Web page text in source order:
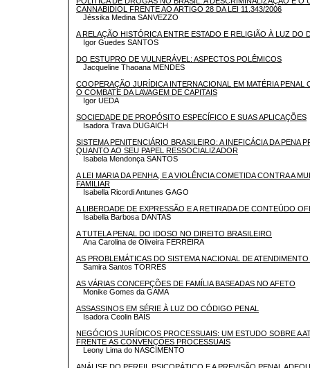
CANNABIDIOL FRENTE AO ARTIGO 28 DA LEI 11.343/2006
Jéssika Medina SANVEZZO
A RELAÇÃO HISTÓRICA ENTRE ESTADO E RELIGIÃO À LUZ DO
Igor Guedes SANTOS
DO ESTUPRO DE VULNERÁVEL: ASPECTOS POLÊMICOS
Jacqueline Thaoana MENDES
COOPERAÇÃO JURÍDICA INTERNACIONAL EM MATÉRIA PENAL
O COMBATE DA LAVAGEM DE CAPITAIS
Igor UEDA
SOCIEDADE DE PROPÓSITO ESPECÍFICO E SUAS APLICAÇÕES
Isadora Trava DUGAICH
SISTEMA PENITENCIÁRIO BRASILEIRO: A INEFICÁCIA DA PENA
QUANTO AO SEU PAPEL RESSOCIALIZADOR
Isabela Mendonça SANTOS
A LEI MARIA DA PENHA, E A VIOLÊNCIA COMETIDA CONTRA A
FAMILIAR
Isabella Ricordi Antunes GAGO
A LIBERDADE DE EXPRESSÃO E A RETIRADA DE CONTEÚDO
Isabella Barbosa DANTAS
A TUTELA PENAL DO IDOSO NO DIREITO BRASILEIRO
Ana Carolina de Oliveira FERREIRA
AS PROBLEMÁTICAS DO SISTEMA NACIONAL DE
Samira Santos TORRES
AS VÁRIAS CONCEPÇÕES DE FAMÍLIA BASEADAS NO AFETO
Monike Gomes da GAMA
ASSASSINOS EM SÉRIE À LUZ DO CÓDIGO PENAL
Isadora Ceolin BAÍS
NEGÓCIOS JURÍDICOS PROCESSUAIS: UM ESTUDO SOBRE A
FRENTE ÀS CONVENÇÕES PROCESSUAIS
Leony Lima do NASCIMENTO